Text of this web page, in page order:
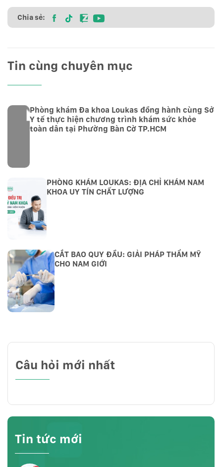
Chia sẻ:
Tin cùng chuyên mục
Phòng khám Đa khoa Loukas đồng hành cùng Sở
Y tế thực hiện chương trình khám sức khỏe
toàn dân tại Phường Bàn Cờ TP.HCM
PHÒNG KHÁM LOUKAS: ĐỊA CHỈ KHÁM NAM
KHOA UY TÍN CHẤT LƯỢNG
CẮT BAO QUY ĐẦU: GIẢI PHÁP THẨM MỸ
CHO NAM GIỚI
Câu hỏi mới nhất
Tin tức mới